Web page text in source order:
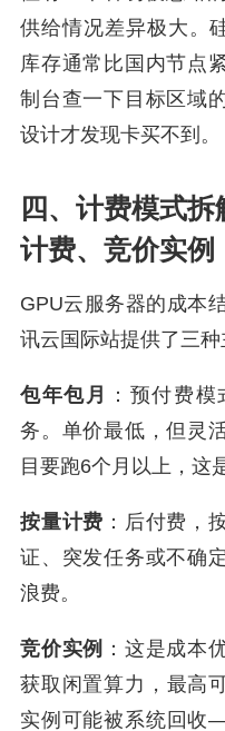
供给情况差异极大。
库存通常比国内节点
制台查一下目标区域
设计才发现卡买不到。
四、计费模式
计费、竞价实例
GPU云服务器的成本
讯云国际站提供了三种
包年包月
：预付费
务。单价最低，但灵
目要跑6个月以上，这
按量计费 ：后付费，
证、突发任务或不确
浪费。
竞价实例 ：这是成本
获取闲置算力，最高
实例可能被系统回收